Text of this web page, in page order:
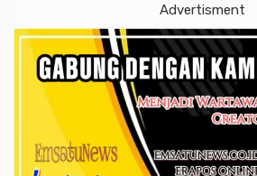
Advertisment